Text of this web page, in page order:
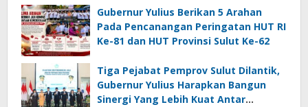
Gubernur Yulius Berikan 5 Arahan
Pada Pencanangan Peringatan HUT RI
Ke-81 dan HUT Provinsi Sulut Ke-62
Tiga Pejabat Pemprov Sulut Dilantik,
Gubernur Yulius Harapkan Bangun
Sinergi Yang Lebih Kuat Antar